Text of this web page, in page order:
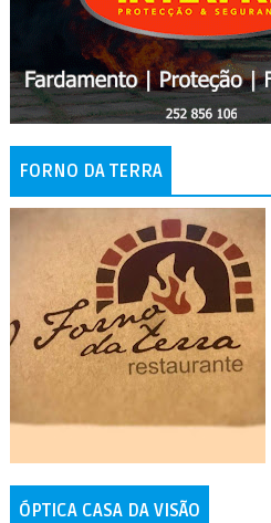
FORNO DA TERRA
ÓPTICA CASA DA VISÃO